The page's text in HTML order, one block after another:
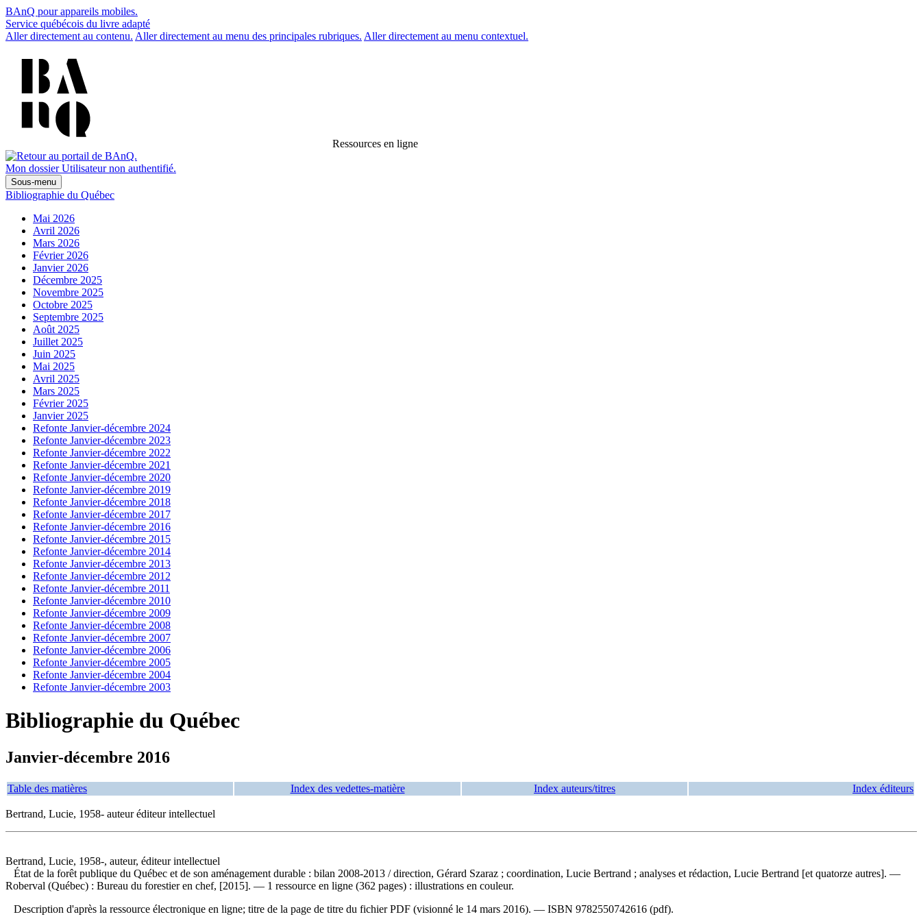
BAnQ pour appareils mobiles.
Service québécois du livre adapté
Aller directement au contenu. Aller directement au menu des principales rubriques. Aller directement au menu contextuel.
Ressources en ligne
Mon dossier Utilisateur non authentifié.
Sous-menu
Bibliographie du Québec
Mai 2026
Avril 2026
Mars 2026
Février 2026
Janvier 2026
Décembre 2025
Novembre 2025
Octobre 2025
Septembre 2025
Août 2025
Juillet 2025
Juin 2025
Mai 2025
Avril 2025
Mars 2025
Février 2025
Janvier 2025
Refonte Janvier-décembre 2024
Refonte Janvier-décembre 2023
Refonte Janvier-décembre 2022
Refonte Janvier-décembre 2021
Refonte Janvier-décembre 2020
Refonte Janvier-décembre 2019
Refonte Janvier-décembre 2018
Refonte Janvier-décembre 2017
Refonte Janvier-décembre 2016
Refonte Janvier-décembre 2015
Refonte Janvier-décembre 2014
Refonte Janvier-décembre 2013
Refonte Janvier-décembre 2012
Refonte Janvier-décembre 2011
Refonte Janvier-décembre 2010
Refonte Janvier-décembre 2009
Refonte Janvier-décembre 2008
Refonte Janvier-décembre 2007
Refonte Janvier-décembre 2006
Refonte Janvier-décembre 2005
Refonte Janvier-décembre 2004
Refonte Janvier-décembre 2003
Bibliographie du Québec
Janvier-décembre 2016
Table des matières Index des vedettes-matière Index auteurs/titres Index éditeurs
Bertrand, Lucie, 1958- auteur éditeur intellectuel
Bertrand, Lucie, 1958-, auteur, éditeur intellectuel
État de la forêt publique du Québec et de son aménagement durable : bilan 2008-2013 / direction, Gérard Szaraz ; coordination, Lucie Bertrand ; analyses et rédaction, Lucie Bertrand [et quatorze autres]. —
Roberval (Québec) : Bureau du forestier en chef, [2015]. — 1 ressource en ligne (362 pages) : illustrations en couleur.
Description d'après la ressource électronique en ligne; titre de la page de titre du fichier PDF (visionné le 14 mars 2016). — ISBN 9782550742616 (pdf).